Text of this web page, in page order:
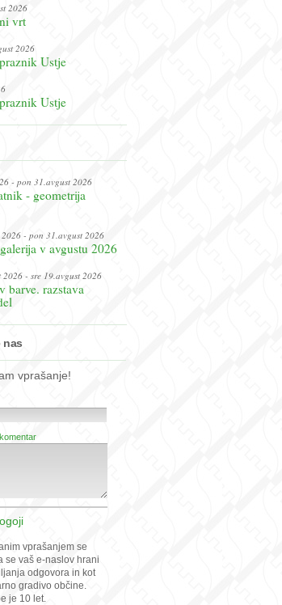
2026
vrt
2026
Ustje
Ustje
- pon 31.avgust 2026
- geometrija
2026 - pon 31.avgust 2026
v avgustu 2026
2026 - sre 19.avgust 2026
barve. razstava
nas
vprašanje!
vprašanjem se
se vaš e-naslov hrani
odgovora in kot
gradivo občine.
je 10 let.